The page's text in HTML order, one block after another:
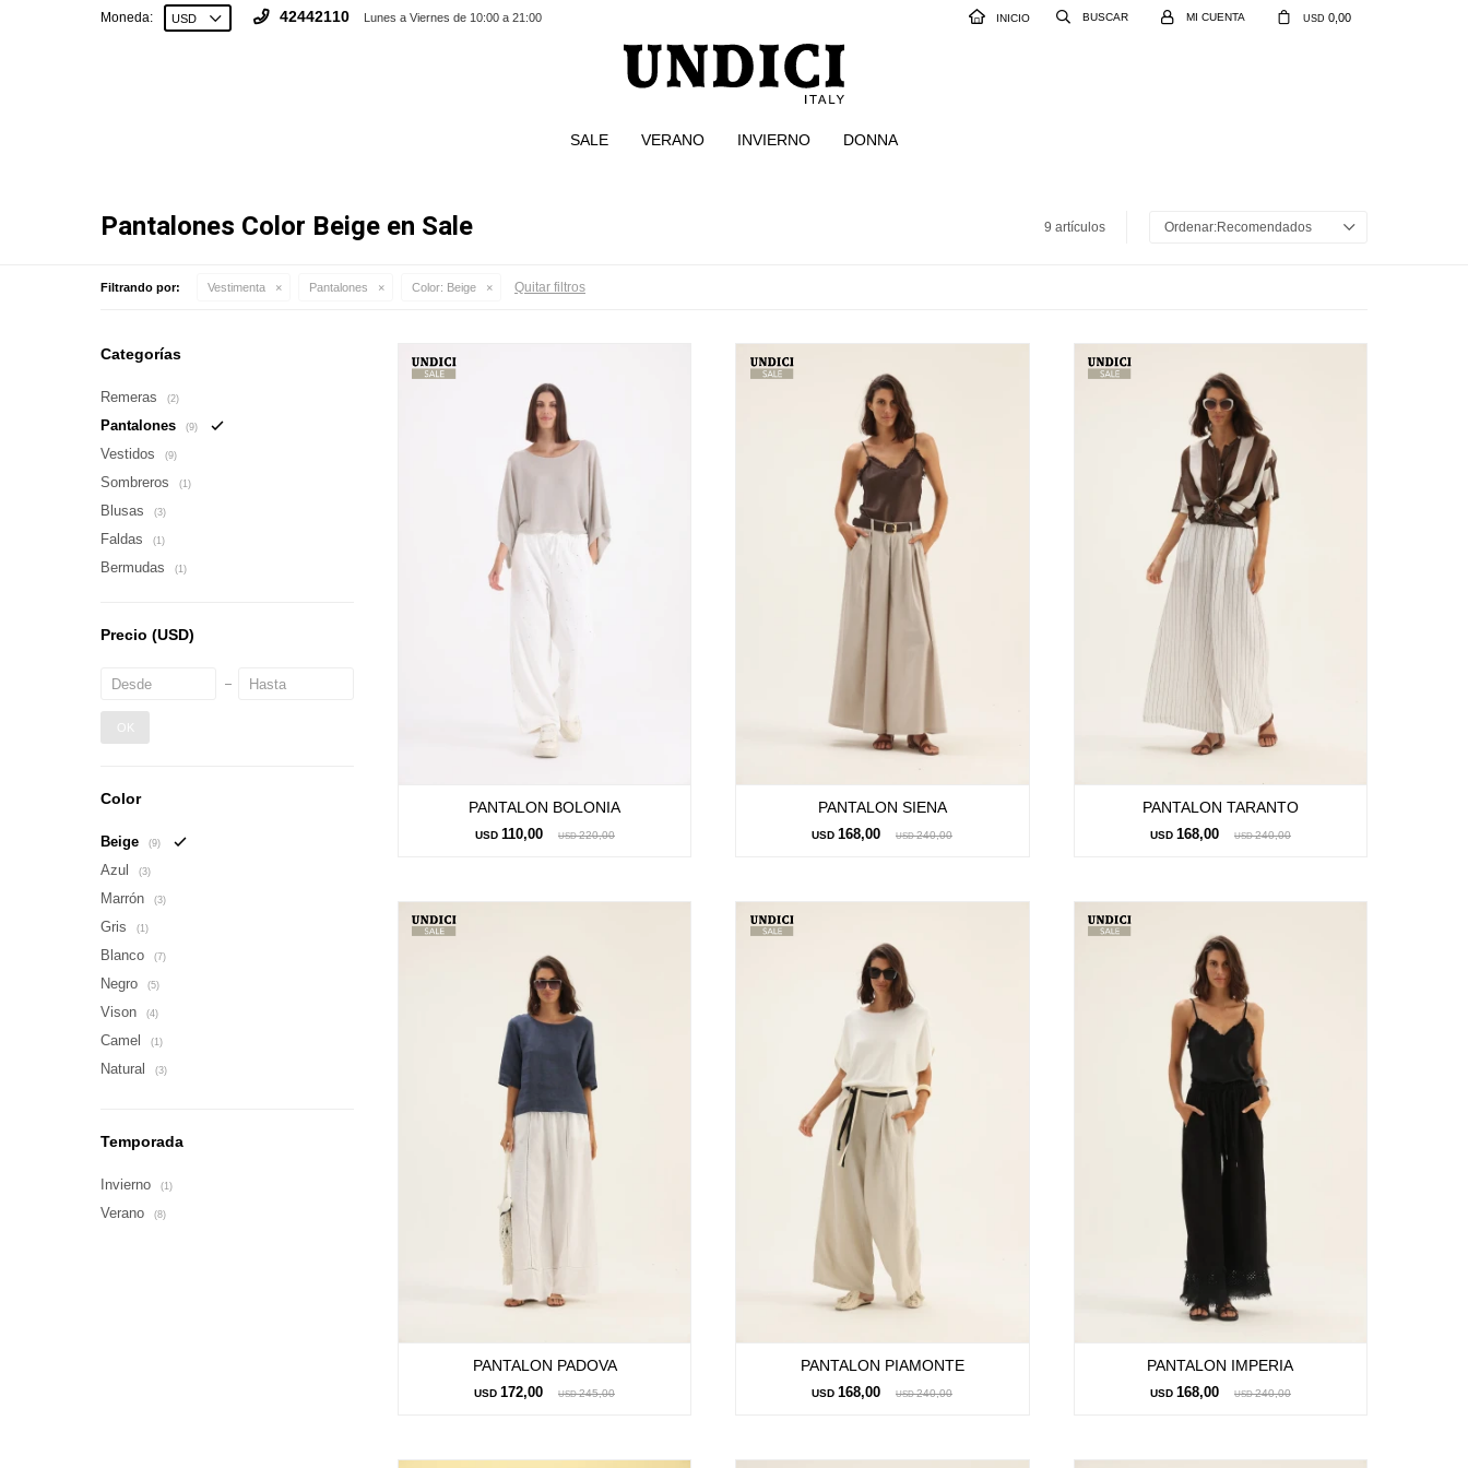
SALE VERANO INVIERNO DONNA
INICIO USD 0,00
42442110 Lunes a Viernes de 10:00 a 21:00
Moneda:
Pantalones Color Beige en Sale 9 artículos Recomendados
Filtrando por: Vestimenta Pantalones Color: Beige Quitar filtros
PANTALON BOLONIA
USD 110,00 USD 220,00
PANTALON SIENA
USD 168,00 USD 240,00
PANTALON TARANTO
USD 168,00 USD 240,00
PANTALON PADOVA
USD 172,00 USD 245,00
PANTALON PIAMONTE
USD 168,00 USD 240,00
PANTALON IMPERIA
USD 168,00 USD 240,00
Categorías
Remeras (2)
Pantalones (9)
Vestidos (9)
Sombreros (1)
Blusas (3)
Faldas (1)
Bermudas (1)
Precio (USD)
OK
Color
Beige (9)
Azul (3)
Marrón (3)
Gris (1)
Blanco (7)
Negro (5)
Vison (4)
Camel (1)
Natural (3)
Temporada
Invierno (1)
Verano (8)